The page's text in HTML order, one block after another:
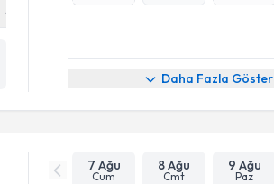
Adres Online Görüşme
Daha Fazla Göster
7 Ağu
Cum
8 Ağu
Cmt
9 Ağu
Paz